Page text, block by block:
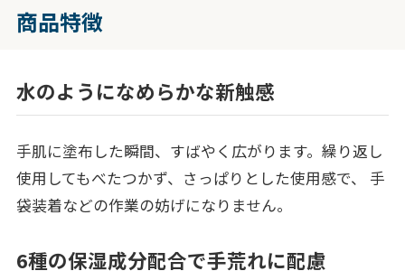
商品特徴
水のようになめらかな新触感
手肌に塗布した瞬間、すばやく広がります。繰り返し
使用してもべたつかず、さっぱりとした使用感で、 手
袋装着などの作業の妨げになりません。
6種の保湿成分配合で手荒れに配慮